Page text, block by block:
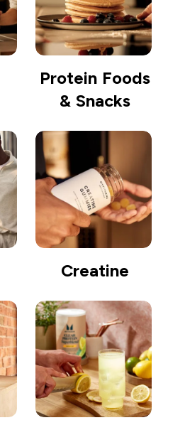
Protein Foods
& Snacks
Creatine